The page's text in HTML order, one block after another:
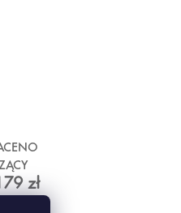
zł